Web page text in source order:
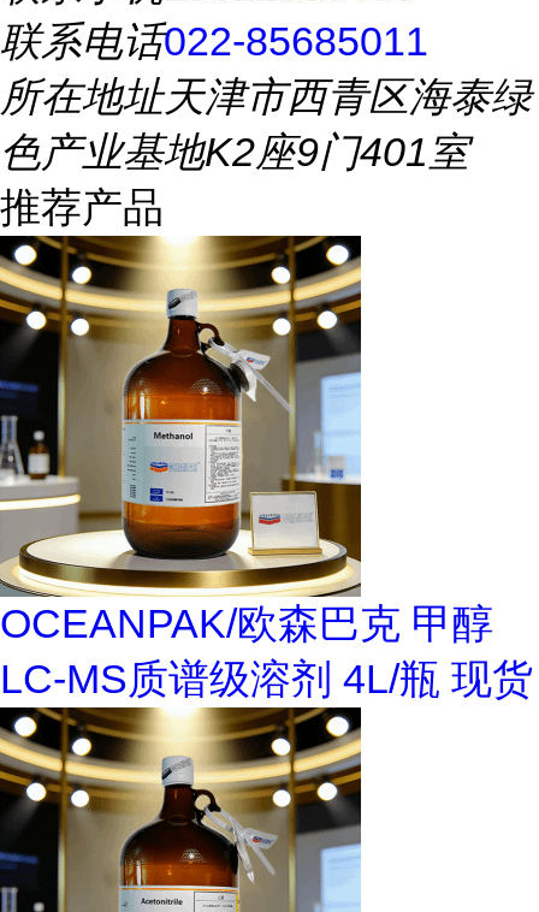
联系电话022-85685011
所在地址天津市西青区海泰绿
色产业基地K2座9门401室
推荐产品
OCEANPAK/欧森巴克 甲醇
LC-MS质谱级溶剂 4L/瓶 现货